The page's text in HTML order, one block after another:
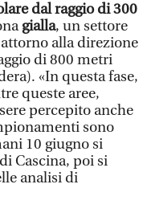
dal raggio di 300
gialla, un settore
alla direzione
di 800 metri
«In questa fase,
queste aree,
percepito anche
sono
10 giugno si
Cascina, poi si
analisi di